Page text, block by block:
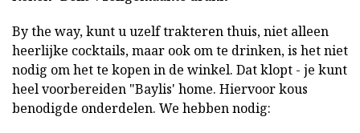
By the way, kunt u uzelf trakteren thuis, niet alleen
heerlijke cocktails, maar ook om te drinken, is het niet
nodig om het te kopen in de winkel. Dat klopt - je kunt
heel voorbereiden "Baylis' home. Hiervoor kous
benodigde onderdelen. We hebben nodig: